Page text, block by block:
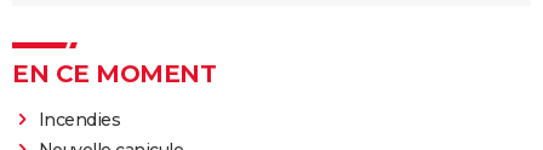
EN CE MOMENT
Incendies